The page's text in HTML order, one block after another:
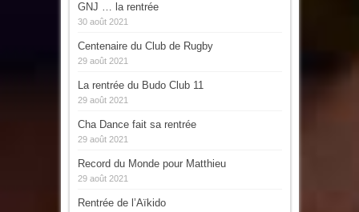
GNJ … la rentrée
30 août 2021
Centenaire du Club de Rugby
29 août 2021
La rentrée du Budo Club 11
29 août 2021
Cha Dance fait sa rentrée
29 août 2021
Record du Monde pour Matthieu
29 août 2021
Rentrée de l’Aïkido